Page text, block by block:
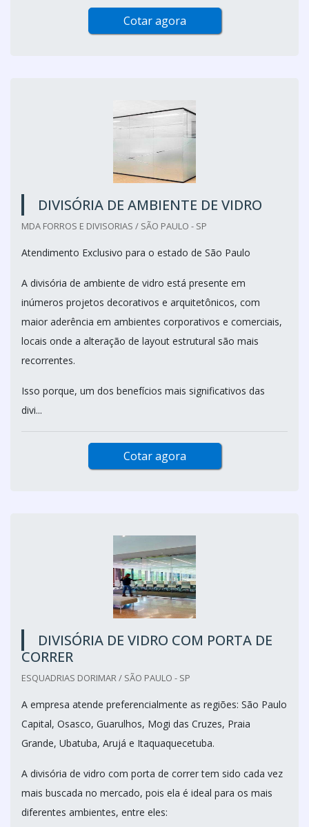
Cotar agora
DIVISÓRIA DE AMBIENTE DE VIDRO
MDA FORROS E DIVISORIAS / SÃO PAULO - SP
Atendimento Exclusivo para o estado de São Paulo
A divisória de ambiente de vidro está presente em
inúmeros projetos decorativos e arquitetônicos, com
maior aderência em ambientes corporativos e comerciais,
locais onde a alteração de layout estrutural são mais
recorrentes.
Isso porque, um dos benefícios mais significativos das
divi...
Cotar agora
DIVISÓRIA DE VIDRO COM PORTA DE
CORRER
ESQUADRIAS DORIMAR / SÃO PAULO - SP
A empresa atende preferencialmente as regiões: São Paulo
Capital, Osasco, Guarulhos, Mogi das Cruzes, Praia
Grande, Ubatuba, Arujá e Itaquaquecetuba.
A divisória de vidro com porta de correr tem sido cada vez
mais buscada no mercado, pois ela é ideal para os mais
diferentes ambientes, entre eles: